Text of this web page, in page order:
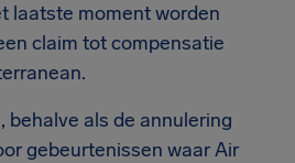
laatste moment worden
claim tot compensatie
behalve als de annulering
gebeurtenissen waar Air